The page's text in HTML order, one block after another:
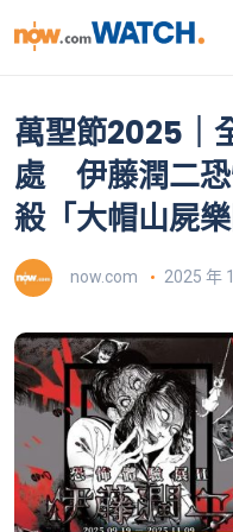
萬聖節2025｜
處 伊藤潤二恐
殺「大帽山屍
now.com 2025 年